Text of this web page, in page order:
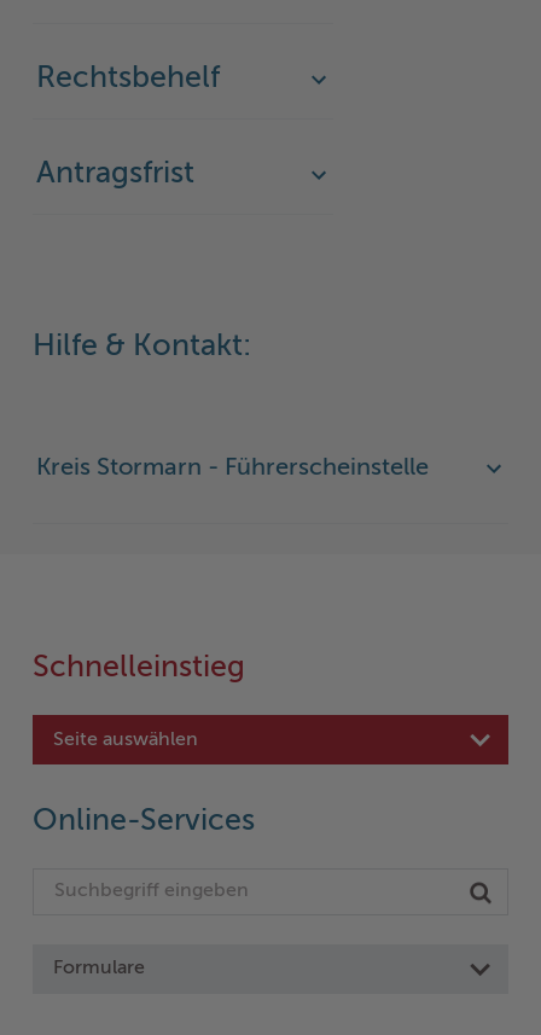
Rechtsbehelf
Antragsfrist
Hilfe & Kontakt:
Kreis Stormarn - Führerscheinstelle
Schnelleinstieg
Seite auswählen
Online-Services
Formulare